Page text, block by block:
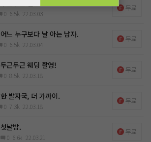
0 6.5k 22.03.03
무료
어느 누구보다 날 아는 남자.
0 6.5k 22.03.04
무료
두근두근 웨딩 촬영!
0 8.5k 22.03.18
무료
한 발자국, 더 가까이.
0 7.3k 22.03.18
무료
첫날밤.
0 6.6k 22.03.21
무료